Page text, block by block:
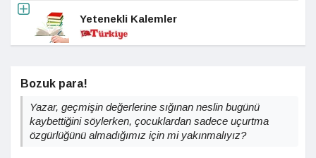
Yetenekli Kalemler
Bozuk para!
Yazar, geçmişin değerlerine sığınan neslin bugünü
kaybettiğini söylerken, çocuklardan sadece uçurtma
özgürlüğünü almadığımız için mi yakınmalıyız?